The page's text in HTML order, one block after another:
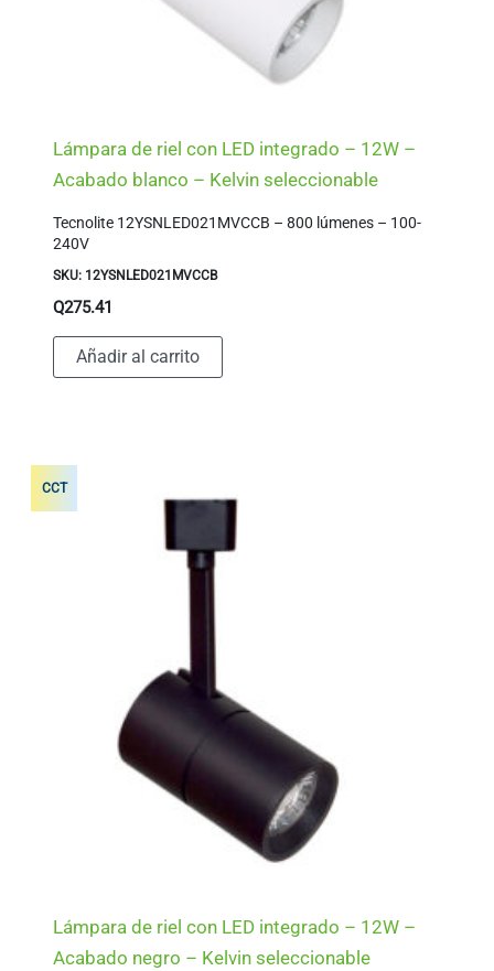
Lámpara de riel con LED integrado – 12W –
Acabado blanco – Kelvin seleccionable
Tecnolite 12YSNLED021MVCCB – 800 lúmenes – 100-
240V
SKU: 12YSNLED021MVCCB
Q275.41
Añadir al carrito
CCT
Lámpara de riel con LED integrado – 12W –
Acabado negro – Kelvin seleccionable